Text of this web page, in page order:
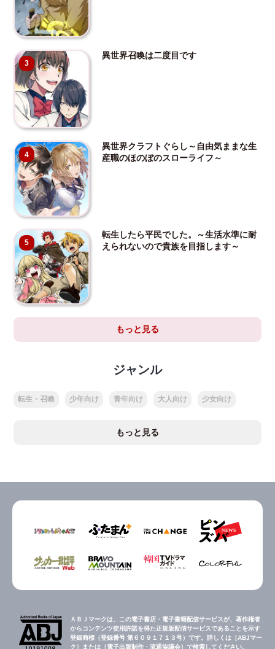
3
異世界召喚は二度目です
4
異世界クラフトぐらし～自由気ままな生
産職のほのぼのスローライフ～
5
転生したら平民でした。～生活水準に耐
えられないので貴族を目指します～
もっと見る
ジャンル
転生・召喚 少年向け 青年向け 大人向け 少女向け
もっと見る
ＡＢＪマークは、この電子書店・電子書籍配信サービスが、著作権者
からコンテンツ使用許諾を得た正規版配信サービスであることを示す
登録商標（登録番号 第６０９１７１３号）です。詳しくは［ABJマー
ク］または［電子出版制作・流通協議会］で検索してください。